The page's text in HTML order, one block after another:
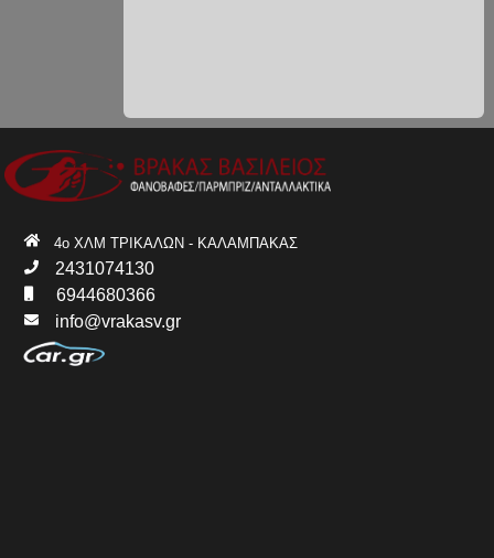
4ο ΧΛΜ ΤΡΙΚΑΛΩΝ - ΚΑΛΑΜΠΑΚΑΣ
2431074130
6944680366
info@vrakasv.gr